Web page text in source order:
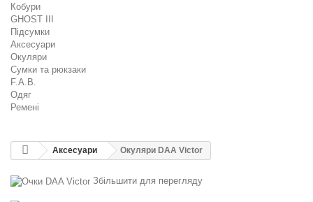
Кобури
GHOST III
Підсумки
Аксесуари
Окуляри
Сумки та рюкзаки
F.A.B.
Одяг
Ремені
Аксесуари Окуляри DAA Victor
Збільшити для перегляду